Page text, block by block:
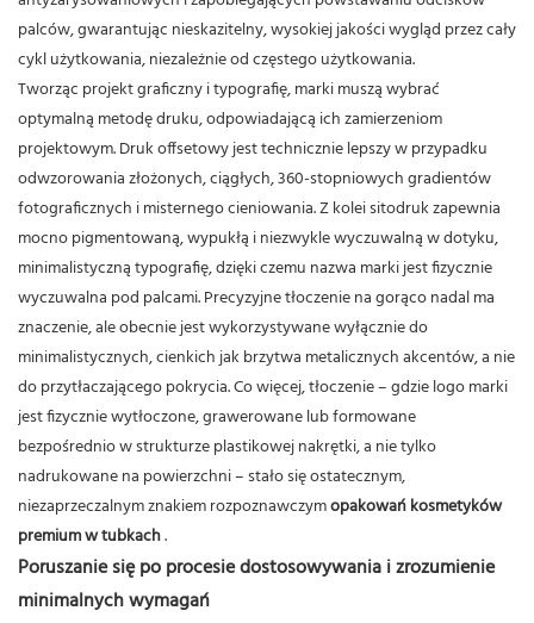
palców, gwarantując nieskazitelny, wysokiej jakości wygląd przez cały
cykl użytkowania, niezależnie od częstego użytkowania.
Tworząc projekt graficzny i typografię, marki muszą wybrać
optymalną metodę druku, odpowiadającą ich zamierzeniom
projektowym. Druk offsetowy jest technicznie lepszy w przypadku
odwzorowania złożonych, ciągłych, 360-stopniowych gradientów
fotograficznych i misternego cieniowania. Z kolei sitodruk zapewnia
mocno pigmentowaną, wypukłą i niezwykle wyczuwalną w dotyku,
minimalistyczną typografię, dzięki czemu nazwa marki jest fizycznie
wyczuwalna pod palcami.Precyzyjne tłoczenie na gorąco nadal ma
znaczenie, ale obecnie jest wykorzystywane wyłącznie do
minimalistycznych, cienkich jak brzytwa metalicznych akcentów, a nie
do przytłaczającego pokrycia. Co więcej, tłoczenie – gdzie logo marki
jest fizycznie wytłoczone, grawerowane lub formowane
bezpośrednio w strukturze plastikowej nakrętki, a nie tylko
nadrukowane na powierzchni – stało się ostatecznym,
niezaprzeczalnym znakiem rozpoznawczymopakowań kosmetyków
premium w tubkach.
Poruszanie się po procesie dostosowywania i zrozumienie
minimalnych wymagań